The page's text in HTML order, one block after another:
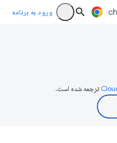
ورود به برنامه
ترجمه شده است.